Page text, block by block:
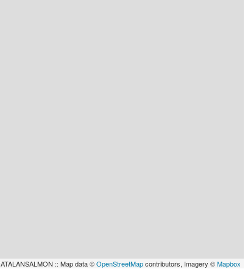
:: Map data ©OpenStreetMapcontributors, Imagery ©Mapbox